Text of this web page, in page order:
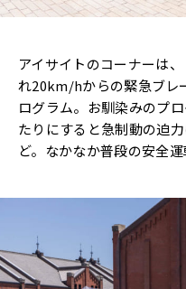
アイサイトのコーナーは
れ20km/hからの緊急ブレ
ログラム。お馴染みのプ
たりにすると急制動の迫
ど。なかなか普段の安全